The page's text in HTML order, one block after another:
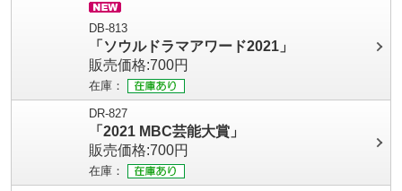
DB-813
「ソウルドラマアワード2021」
販売価格:700円
在庫：
DR-827
「2021 MBC芸能大賞」
販売価格:700円
在庫：